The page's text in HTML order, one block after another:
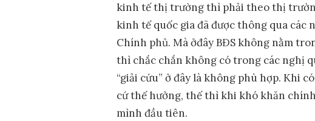
kinh tế thị trường thì phải theo thị
kinh tế quốc gia đã được thông qua các
Chính phủ. Mà ởđây BĐS không nằm
thì chắc chắn không có trong các nghị
“giải cứu” ở đây là không phù hợp. Khi
cứ thế hưởng, thế thì khi khó khăn
mình đầu tiên.